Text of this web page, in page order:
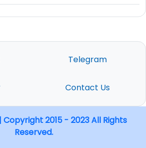
Telegram
Contact Us
2015 - 2023 All Rights
Reserved.